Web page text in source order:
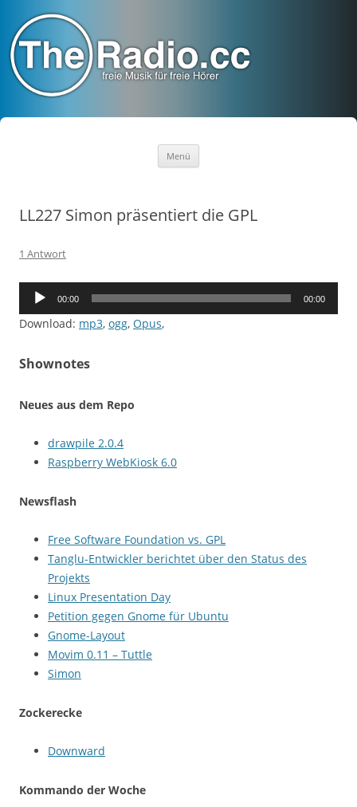
Menü
LL227 Simon präsentiert die GPL
1 Antwort
Audio-
00:00 00:00
Download: mp3, ogg, Opus,
Shownotes
Neues aus dem Repo
drawpile 2.0.4
Raspberry WebKiosk 6.0
Newsflash
Free Software Foundation vs. GPL
Tanglu-Entwickler berichtet über den Status des
Projekts
Linux Presentation Day
Petition gegen Gnome für Ubuntu
Gnome-Layout
Movim 0.11 – Tuttle
Simon
Zockerecke
Downward
Kommando der Woche